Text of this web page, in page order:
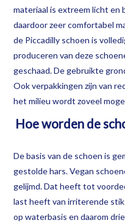
materiaal is extreem licht en
daardoor zeer comfortabel
de Piccadilly schoen is
produceren van deze
geschaad. De gebruikte
Ook verpakkingen zijn van
het milieu wordt zoveel
Hoe worden de
De basis van de schoen is
gestolde hars. Vegan
gelijmd. Dat heeft tot
last heeft van irriterende
op waterbasis en daarom